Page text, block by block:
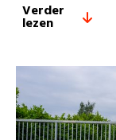
Verder
lezen